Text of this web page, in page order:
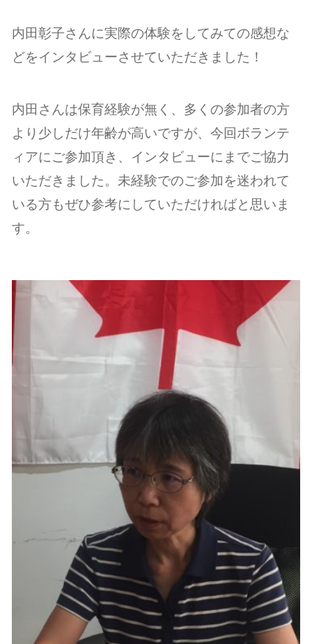
内田彰子さんに実際の体験をしてみての感想な
どをインタビューさせていただきました！
内田さんは保育経験が無く、多くの参加者の方
より少しだけ年齢が高いですが、今回ボランテ
ィアにご参加頂き、インタビューにまでご協力
いただきました。未経験でのご参加を迷われて
いる方もぜひ参考にしていただければと思いま
す。